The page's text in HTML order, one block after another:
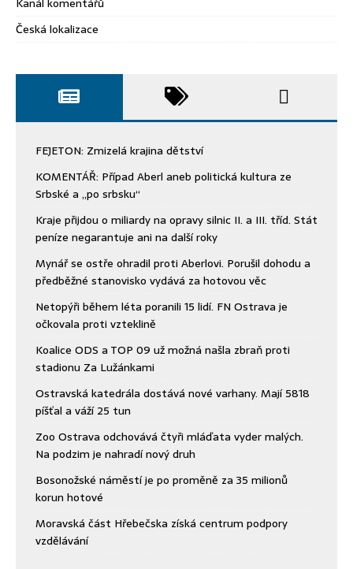
Česká lokalizace
FEJETON: Zmizelá krajina dětství
KOMENTÁŘ: Případ Aberl aneb politická kultura ze
Srbské a „po srbsku“
Kraje přijdou o miliardy na opravy silnic II. a III. tříd. Stát
peníze negarantuje ani na další roky
Mynář se ostře ohradil proti Aberlovi. Porušil dohodu a
předběžné stanovisko vydává za hotovou věc
Netopýři během léta poranili 15 lidí. FN Ostrava je
očkovala proti vzteklině
Koalice ODS a TOP 09 už možná našla zbraň proti
stadionu Za Lužánkami
Ostravská katedrála dostává nové varhany. Mají 5818
píšťal a váží 25 tun
Zoo Ostrava odchovává čtyři mláďata vyder malých.
Na podzim je nahradí nový druh
Bosonožské náměstí je po proměně za 35 milionů
korun hotové
Moravská část Hřebečska získá centrum podpory
vzdělávání